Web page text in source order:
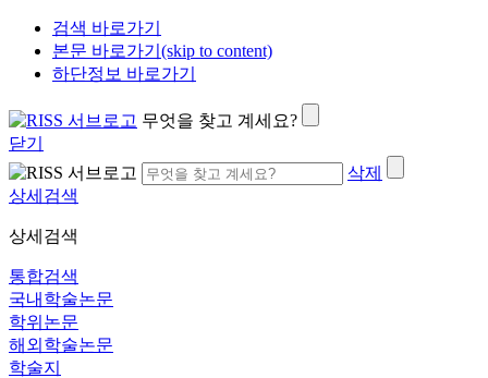
검색 바로가기
본문 바로가기(skip to content)
하단정보 바로가기
무엇을 찾고 계세요?
닫기
삭제
상세검색
상세검색
통합검색
국내학술논문
학위논문
해외학술논문
학술지